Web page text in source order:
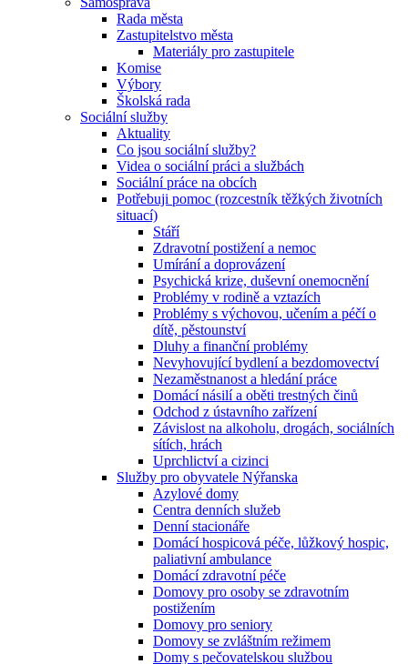
Rada města
Zastupitelstvo města
Materiály pro zastupitele
Komise
Výbory
Školská rada
Sociální služby
Aktuality
Co jsou sociální služby?
Videa o sociální práci a službách
Sociální práce na obcích
Potřebuji pomoc (rozcestník těžkých životních
situací)
Stáří
Zdravotní postižení a nemoc
Umírání a doprovázení
Psychická krize, duševní onemocnění
Problémy v rodině a vztazích
Problémy s výchovou, učením a péčí o
dítě, pěstounství
Dluhy a finanční problémy
Nevyhovující bydlení a bezdomovectví
Nezaměstnanost a hledání práce
Domácí násilí a oběti trestných činů
Odchod z ústavního zařízení
Závislost na alkoholu, drogách, sociálních
sítích, hrách
Uprchlictví a cizinci
Služby pro obyvatele Nýřanska
Azylové domy
Centra denních služeb
Denní stacionáře
Domácí hospicová péče, lůžkový hospic,
paliativní ambulance
Domácí zdravotní péče
Domovy pro osoby se zdravotním
postižením
Domovy pro seniory
Domovy se zvláštním režimem
Domy s pečovatelskou službou